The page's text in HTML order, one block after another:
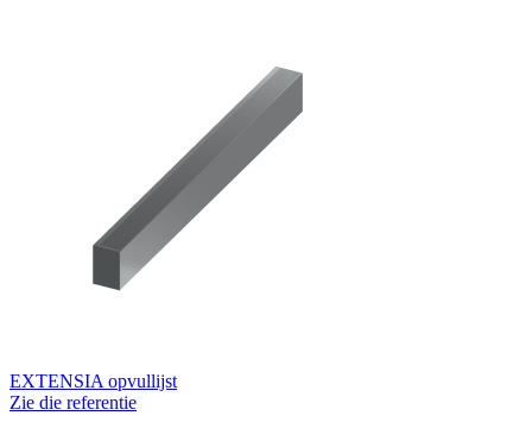
EXTENSIA opvullijst
Zie die referentie